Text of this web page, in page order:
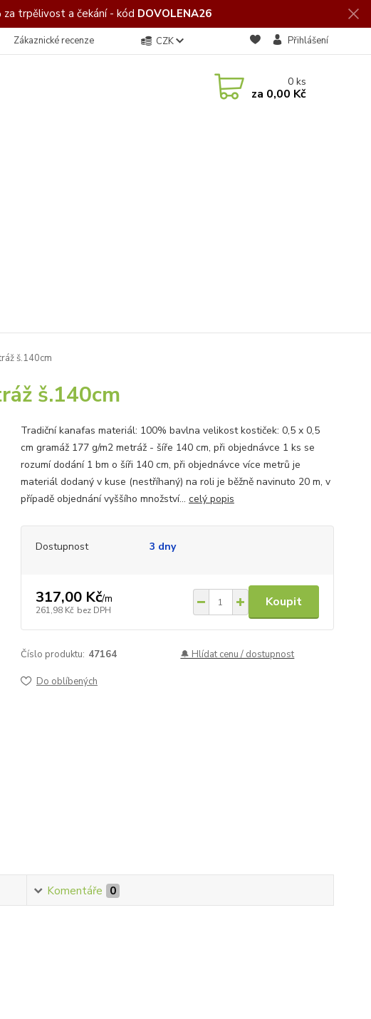
trpělivost a čekání - kód DOVOLENA26
Zákaznické recenze CZK Přihlášení
0ks
za 0,00 Kč
š.140cm
š.140cm
Tradiční kanafas materiál: 100% bavlna velikost kostiček: 0,5 x 0,5
cm gramáž 177 g/m2 metráž - šíře 140 cm, při objednávce 1 ks se
rozumí dodání 1 bm o šíři 140 cm, při objednávce více metrů je
materiál dodaný v kuse (nestříhaný) na roli je běžně navinuto 20 m, v
případě objednání vyššího množství... celý popis
Dostupnost 3 dny
317,00 Kč/m
261,98 Kč bez DPH
Koupit
Číslo produktu: 47164 🔔 Hlídat cenu / dostupnost
Do oblíbených
Komentáře 0